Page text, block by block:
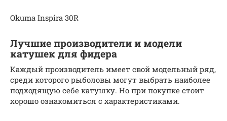
Okuma Inspira 30R
Лучшие производители и модели
катушек для фидера
Каждый производитель имеет свой модельный ряд,
среди которого рыболовы могут выбрать наиболее
подходящую себе катушку. Но при покупке стоит
хорошо ознакомиться с характеристиками.